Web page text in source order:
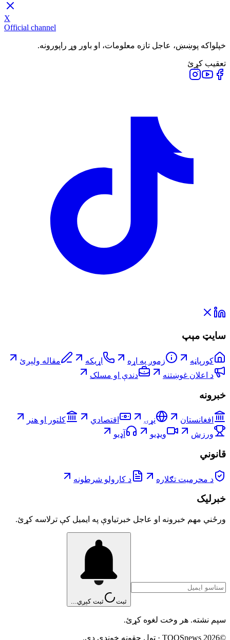
X
Official channel
خپلواکه پوښښ، عاجل تازه معلومات، او باور وړ راپورونه.
تعقیب کړئ
سایټ مېپ
کورپاڼه زموږ په اړه اړیکه
مقاله ولېږئ
د اعلان غوښتنه
دندې او مسلک
خبرونه
افغانستان نړۍ اقتصادي
کلتور او هنر
ورزش
ویډیو آډیو
قانوني
د محرمیت تګلاره د کارولو شرطونه
خبرلیک
ورځني مهم خبرونه او عاجل خبرتیاوې په ایمیل کې ترلاسه کړئ.
ثبت ثبت کېږي...
سپم نشته. هر وخت لغوه کړئ.
©
2026
TOOSnews
· ټول حقونه خوندي دي.